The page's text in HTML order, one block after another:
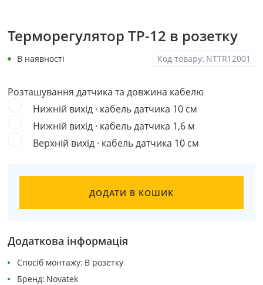
Терморегулятор ТР-12 в розетку
Код товару: NTTR12001
В наявності
Розташування датчика та довжина кабелю
Нижній вихід · кабель датчика 10 см
Нижній вихід · кабель датчика 1,6 м
Верхній вихід · кабель датчика 10 см
ДОДАТИ В КОШИК
Додаткова інформація
Спосіб монтажу В розетку
Бренд Novatek